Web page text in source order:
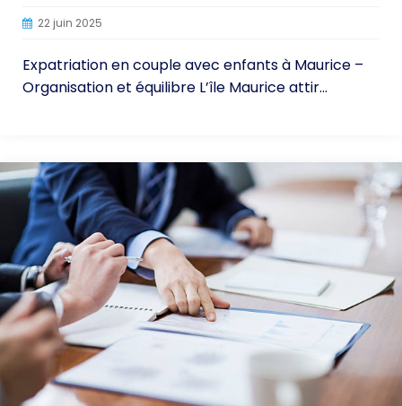
22 juin 2025
Expatriation en couple avec enfants à Maurice –
Organisation et équilibre L’île Maurice attir...